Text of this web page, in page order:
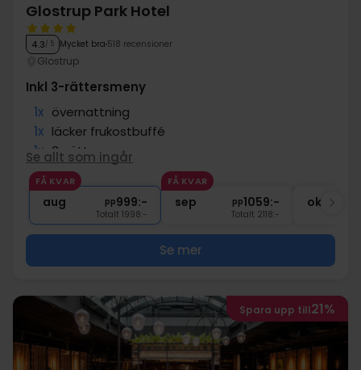
Glostrup Park Hotel
4.3/ 5 Mycket bra 518 recensioner
Glostrup
Inkl 3-rättersmeny
1x övernattning
1x läcker frukostbuffé
1x 3-rättersmeny
∞ Gratis parkering vid hotellet
∞ Gratis Wi-Fi
Se allt som ingår
FÅ KVAR
aug pp999:-
Totalt 1998:-
FÅ KVAR
sep pp1059:-
Totalt 2118:-
okt
Se mer
Spara upp till21%